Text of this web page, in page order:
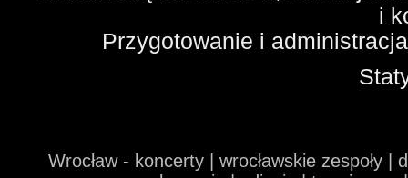
i
Przygotowanie i
Wrocław - koncerty | wrocławskie zespoły